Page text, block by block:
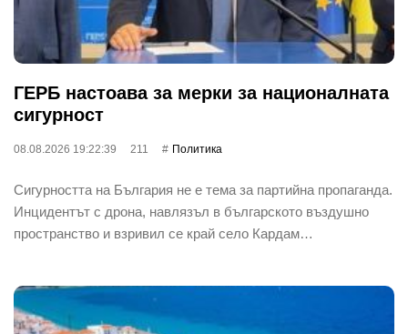
ГЕРБ настоава за мерки за националната
сигурност
08.08.2026 19:22:39 211 Политика
Сигурността на България не е тема за партийна пропаганда.
Инцидентът с дрона, навлязъл в българското въздушно
пространство и взривил се край село Кардам…